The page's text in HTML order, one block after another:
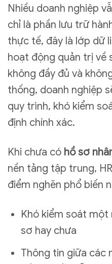
Nhiều doanh nghiệp
chỉ là phần lưu trữ
thực tế, đây là lớp dữ
hoạt động quản trị về
không đầy đủ và
thống, doanh nghiệp
quy trình, khó kiểm
định chính xác.
Khi chưa có hồ sơ
nền tảng tập trung,
điểm nghẽn phổ biến
Khó kiểm soát một
sơ hay chưa
Thông tin giữa các